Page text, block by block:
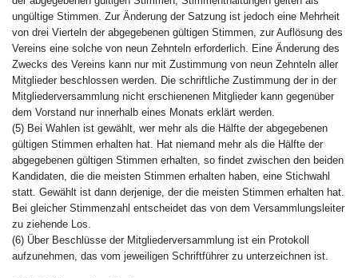
ungültige Stimmen. Zur Änderung der Satzung ist jedoch eine Mehrheit
von drei Vierteln der abgegebenen gültigen Stimmen, zur Auflösung des
Vereins eine solche von neun Zehnteln erforderlich. Eine Änderung des
Zwecks des Vereins kann nur mit Zustimmung von neun Zehnteln aller
Mitglieder beschlossen werden. Die schriftliche Zustimmung der in der
Mitgliederversammlung nicht erschienenen Mitglieder kann gegenüber
dem Vorstand nur innerhalb eines Monats erklärt werden.
(5) Bei Wahlen ist gewählt, wer mehr als die Hälfte der abgegebenen
gültigen Stimmen erhalten hat. Hat niemand mehr als die Hälfte der
abgegebenen gültigen Stimmen erhalten, so findet zwischen den beiden
Kandidaten, die die meisten Stimmen erhalten haben, eine Stichwahl
statt. Gewählt ist dann derjenige, der die meisten Stimmen erhalten hat.
Bei gleicher Stimmenzahl entscheidet das von dem Versammlungsleiter
zu ziehende Los.
(6) Über Beschlüsse der Mitgliederversammlung ist ein Protokoll
aufzunehmen, das vom jeweiligen Schriftführer zu unterzeichnen ist.